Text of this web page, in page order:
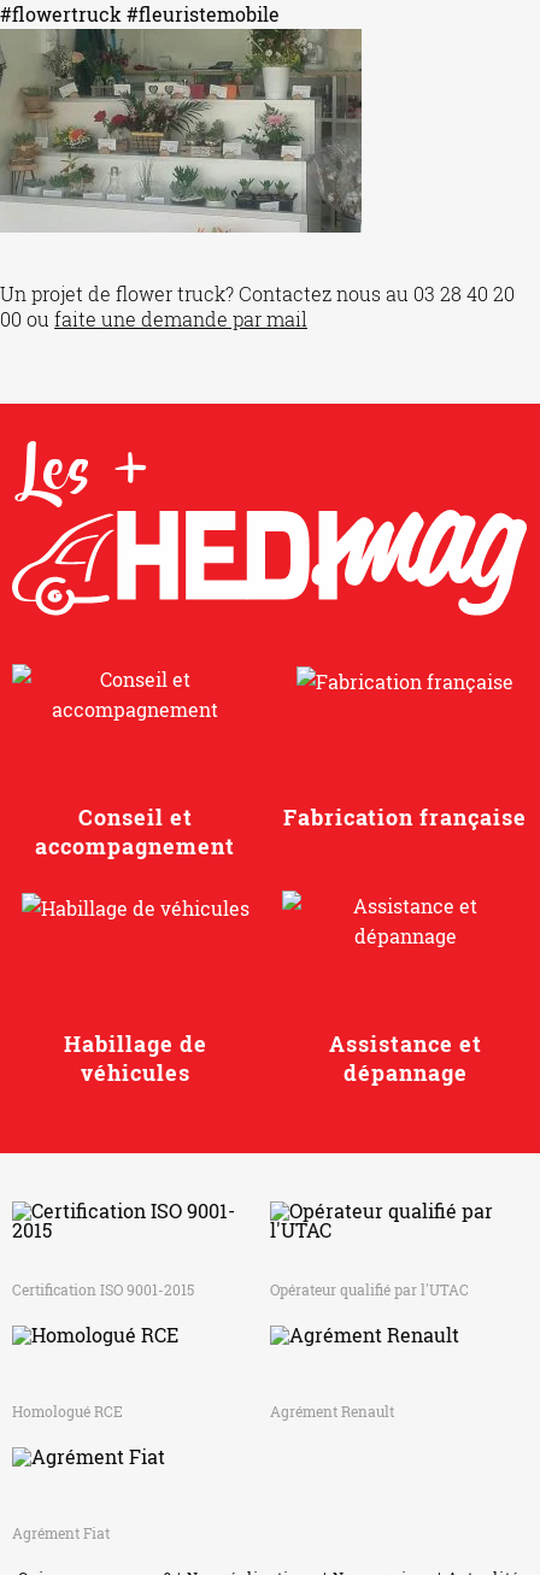
#flowertruck #fleuristemobile
Un projet de flower truck? Contactez nous au 03 28 40 20
00 ou faite une demande par mail
Les +
Conseil et
accompagnement
Fabrication française
Habillage de
véhicules
Assistance et
dépannage
Certification ISO 9001-2015 Opérateur qualifié par l'UTAC
Homologué RCE Agrément Renault
Agrément Fiat